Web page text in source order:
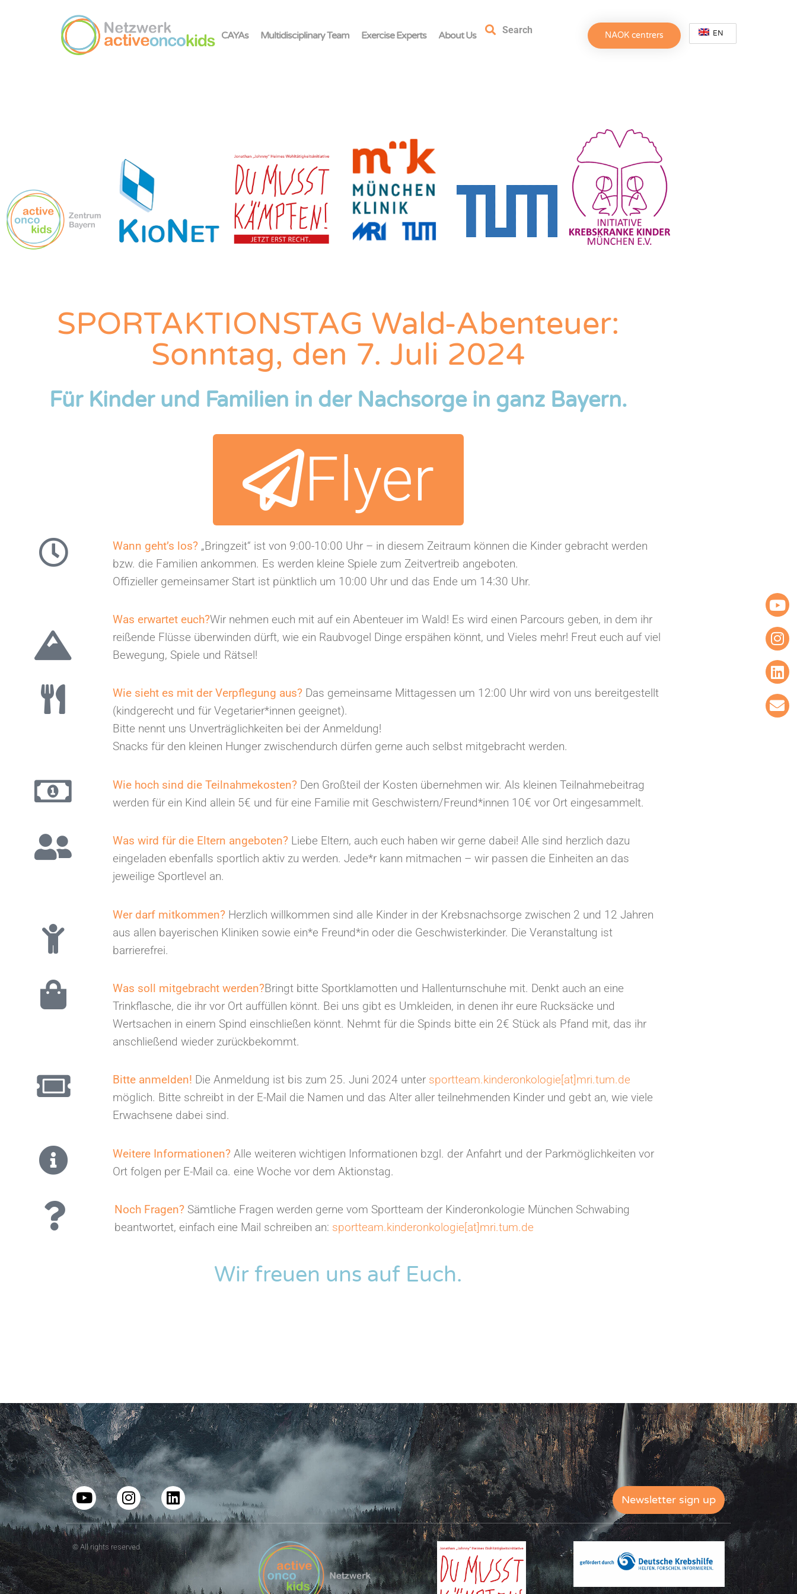
CAYAs Multidisciplinary Team Exercise Experts About Us Search NAOK centrers EN
SPORTAKTIONSTAG Wald-Abenteuer:
Sonntag, den 7. Juli 2024
Für Kinder und Familien in der Nachsorge in ganz Bayern.
Flyer
Wann geht’s los? „Bringzeit“ ist von 9:00-10:00 Uhr – in diesem Zeitraum können die Kinder gebracht werden
bzw. die Familien ankommen. Es werden kleine Spiele zum Zeitvertreib angeboten.
Offizieller gemeinsamer Start ist pünktlich um 10:00 Uhr und das Ende um 14:30 Uhr.
Was erwartet euch?Wir nehmen euch mit auf ein Abenteuer im Wald! Es wird einen Parcours geben, in dem ihr
reißende Flüsse überwinden dürft, wie ein Raubvogel Dinge erspähen könnt, und Vieles mehr! Freut euch auf viel
Bewegung, Spiele und Rätsel!
Wie sieht es mit der Verpflegung aus? Das gemeinsame Mittagessen um 12:00 Uhr wird von uns bereitgestellt
(kindgerecht und für Vegetarier*innen geeignet).
Bitte nennt uns Unverträglichkeiten bei der Anmeldung!
Snacks für den kleinen Hunger zwischendurch dürfen gerne auch selbst mitgebracht werden.
Wie hoch sind die Teilnahmekosten? Den Großteil der Kosten übernehmen wir. Als kleinen Teilnahmebeitrag
werden für ein Kind allein 5€ und für eine Familie mit Geschwistern/Freund*innen 10€ vor Ort eingesammelt.
Was wird für die Eltern angeboten?Liebe Eltern, auch euch haben wir gerne dabei! Alle sind herzlich dazu
eingeladen ebenfalls sportlich aktiv zu werden. Jede*r kann mitmachen – wir passen die Einheiten an das
jeweilige Sportlevel an.
Wer darf mitkommen? Herzlich willkommen sind alle Kinder in der Krebsnachsorge zwischen 2 und 12 Jahren
aus allen bayerischen Kliniken sowie ein*e Freund*in oder die Geschwisterkinder. Die Veranstaltung ist
barrierefrei.
Was soll mitgebracht werden?Bringt bitte Sportklamotten und Hallenturnschuhe mit. Denkt auch an eine
Trinkflasche, die ihr vor Ort auffüllen könnt. Bei uns gibt es Umkleiden, in denen ihr eure Rucksäcke und
Wertsachen in einem Spind einschließen könnt. Nehmt für die Spinds bitte ein 2€ Stück als Pfand mit, das ihr
anschließend wieder zurückbekommt.
Bitte anmelden! Die Anmeldung ist bis zum 25. Juni 2024 unter sportteam.kinderonkologie[at]mri.tum.de
möglich. Bitte schreibt in der E-Mail die Namen und das Alter aller teilnehmenden Kinder und gebt an, wie viele
Erwachsene dabei sind.
Weitere Informationen? Alle weiteren wichtigen Informationen bzgl. der Anfahrt und der Parkmöglichkeiten vor
Ort folgen per E-Mail ca. eine Woche vor dem Aktionstag.
Noch Fragen? Sämtliche Fragen werden gerne vom Sportteam der Kinderonkologie München Schwabing
beantwortet, einfach eine Mail schreiben an: sportteam.kinderonkologie[at]mri.tum.de
Wir freuen uns auf Euch.
Newsletter sign up
© All rights reserved